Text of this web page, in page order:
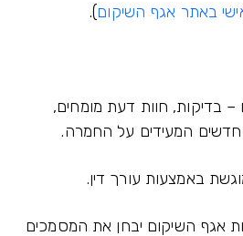
באתר אגף השיקום).
– בדיקות, חוות דעת מומחים,
חדשים המעידים על החמרה.
באמצעות עורך דין.
אגף השיקום יבחן את המסמכים